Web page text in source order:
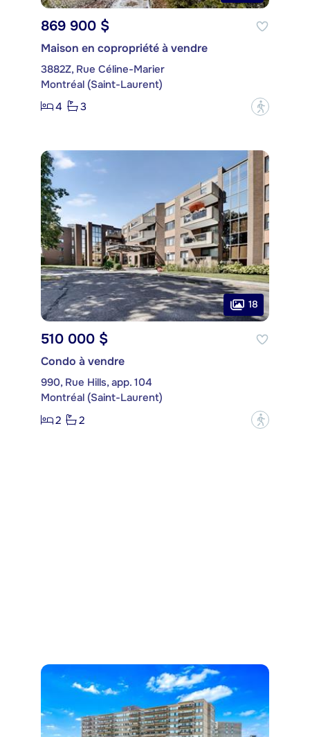
869 900 $
Maison en copropriété à vendre
3882Z, Rue Céline-Marier
Montréal (Saint-Laurent)
4
3 ?
18
510 000 $
Condo à vendre
990, Rue Hills, app. 104
Montréal (Saint-Laurent)
2
2 ?